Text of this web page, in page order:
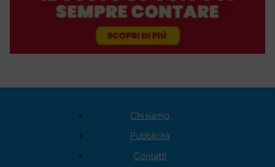
Chi siamo
Pubblicità
Contatti